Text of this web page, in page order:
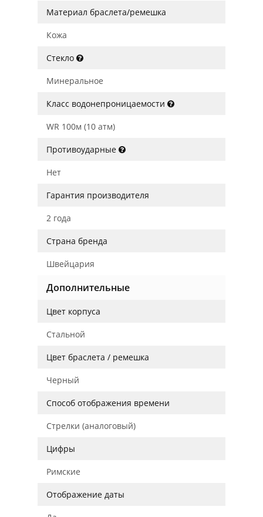
Материал браслета/ремешка
Кожа
Стекло
Минеральное
Класс водонепроницаемости
WR 100м (10 атм)
Противоударные
Нет
Гарантия производителя
2 года
Страна бренда
Швейцария
Дополнительные
Цвет корпуса
Стальной
Цвет браслета / ремешка
Черный
Способ отображения времени
Стрелки (аналоговый)
Цифры
Римские
Отображение даты